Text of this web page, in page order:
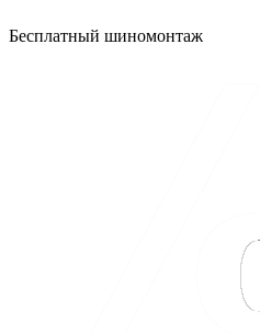
Бесплатный шиномонтаж